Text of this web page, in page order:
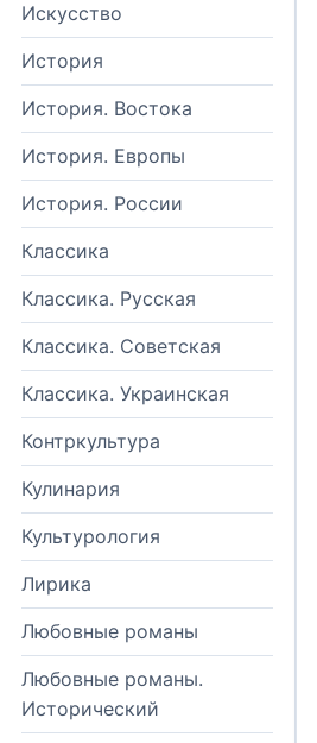
Искусство
История
История. Востока
История. Европы
История. России
Классика
Классика. Русская
Классика. Советская
Классика. Украинская
Контркультура
Кулинария
Культурология
Лирика
Любовные романы
Любовные романы.
Исторический